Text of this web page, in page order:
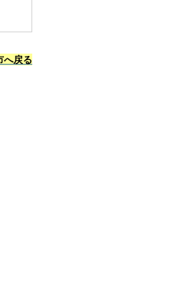
へ戻る